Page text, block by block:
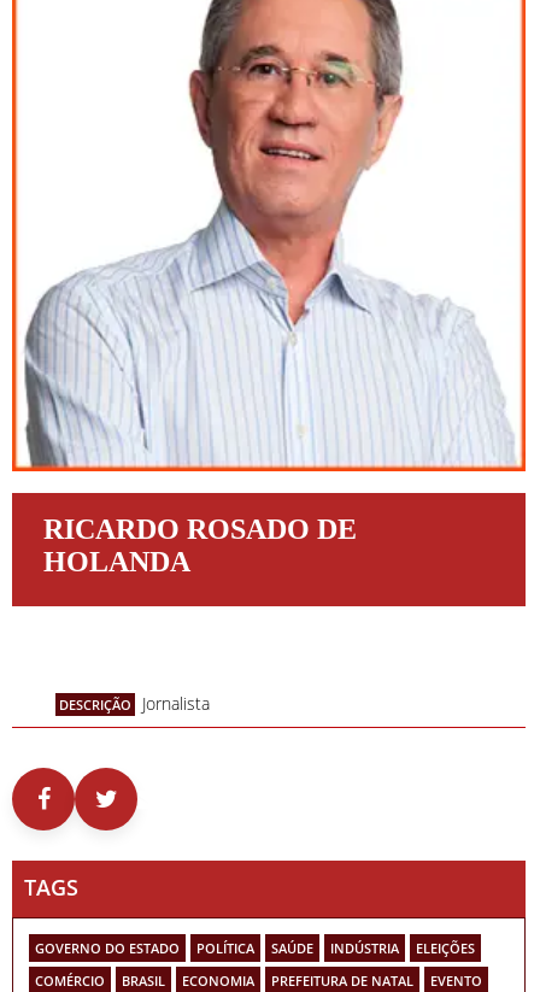
RICARDO ROSADO DE
HOLANDA
DESCRIÇÃO Jornalista
TAGS
GOVERNO DO ESTADO POLÍTICA SAÚDE INDÚSTRIA
ELEIÇÕES
COMÉRCIO
BRASIL ECONOMIA PREFEITURA DE NATAL
EVENTO